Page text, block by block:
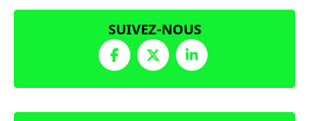
SUIVEZ-NOUS